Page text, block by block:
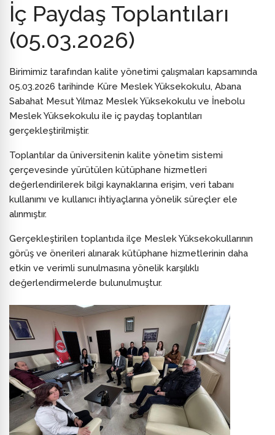
İç Paydaş Toplantıları
(05.03.2026)
Birimimiz tarafından kalite yönetimi çalışmaları kapsamında
05.03.2026 tarihinde Küre Meslek Yüksekokulu, Abana
Sabahat Mesut Yılmaz Meslek Yüksekokulu ve İnebolu
Meslek Yüksekokulu ile iç paydaş toplantıları
gerçekleştirilmiştir.
Toplantılar da üniversitenin kalite yönetim sistemi
çerçevesinde yürütülen kütüphane hizmetleri
değerlendirilerek bilgi kaynaklarına erişim, veri tabanı
kullanımı ve kullanıcı ihtiyaçlarına yönelik süreçler ele
alınmıştır.
Gerçekleştirilen toplantıda ilçe Meslek Yüksekokullarının
görüş ve önerileri alınarak kütüphane hizmetlerinin daha
etkin ve verimli sunulmasına yönelik karşılıklı
değerlendirmelerde bulunulmuştur.